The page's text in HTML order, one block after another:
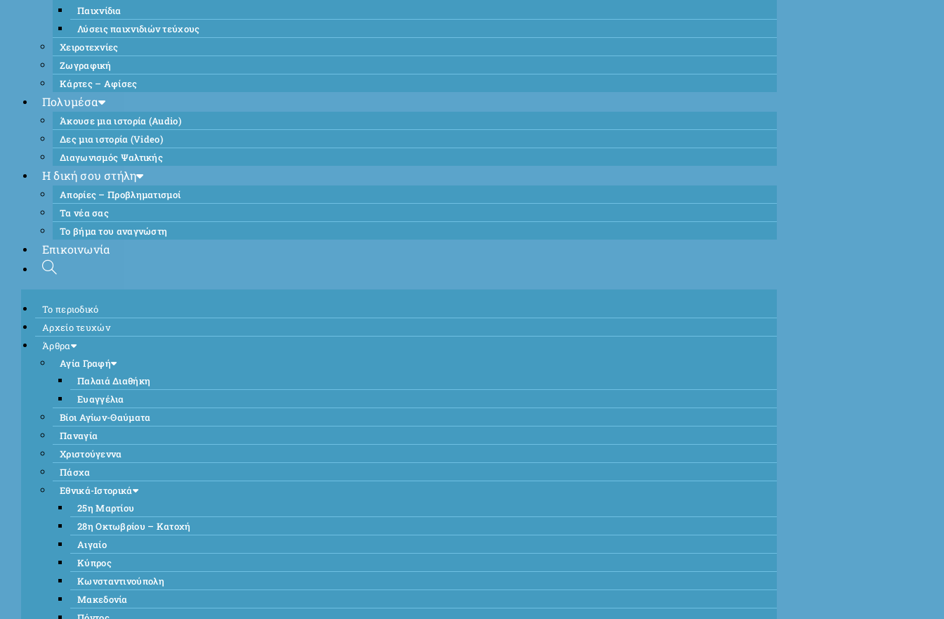
Παιχνίδια
Λύσεις παιχνιδιών τεύχους
Χειροτεχνίες
Ζωγραφική
Κάρτες – Αφίσες
Πολυμέσα
Άκουσε μια ιστορία (Audio)
Δες μια ιστορία (Video)
Διαγωνισμός Ψαλτικής
Η δική σου στήλη
Απορίες – Προβληματισμοί
Τα νέα σας
Το βήμα του αναγνώστη
Επικοινωνία
Το περιοδικό
Αρχείο τευχών
Άρθρα
Αγία Γραφή
Παλαιά Διαθήκη
Ευαγγέλια
Βίοι Αγίων-Θαύματα
Παναγία
Χριστούγεννα
Πάσχα
Εθνικά-Ιστορικά
25η Μαρτίου
28η Οκτωβρίου – Κατοχή
Αιγαίο
Κύπρος
Κωνσταντινούπολη
Μακεδονία